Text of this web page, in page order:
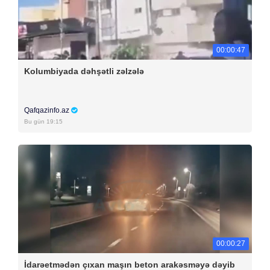
00:00:47
Kolumbiyada dəhşətli zəlzələ
Qafqazinfo.az
Bu gün 19:15
00:00:27
İdarəetmədən çıxan maşın beton arakəsməyə dəyib